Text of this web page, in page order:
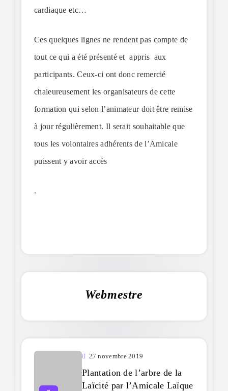
cardiaque etc…
Ces quelques lignes ne rendent pas compte de
tout ce qui a été présenté et appris aux
participants. Ceux-ci ont donc remercié
chaleureusement les organisateurs de cette
formation qui selon l’animateur doit être remise
à jour régulièrement. Il serait souhaitable que
tous les volontaires adhérents de l’Amicale
puissent y avoir accès
.
Webmestre
27 novembre 2019
Plantation de l’arbre de la
Laïcité par l’Amicale Laïque